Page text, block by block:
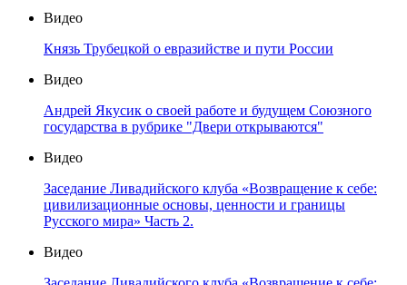
Видео
Князь Трубецкой о евразийстве и пути России
Видео
Андрей Якусик о своей работе и будущем Союзного
государства в рубрике "Двери открываются"
Видео
Заседание Ливадийского клуба «Возвращение к себе:
цивилизационные основы, ценности и границы
Русского мира» Часть 2.
Видео